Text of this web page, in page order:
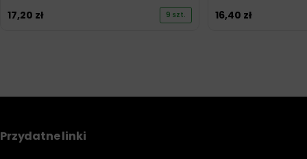
17,20 zł 9 szt.
16,40 zł
Przydatne linki